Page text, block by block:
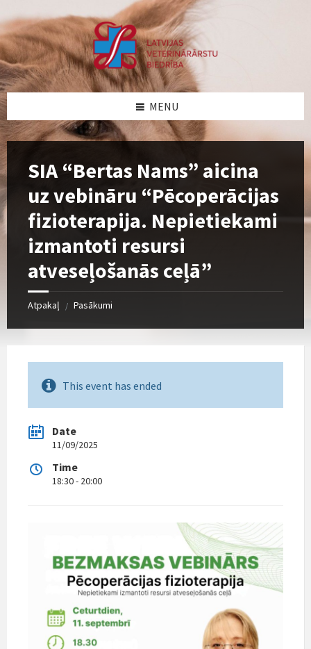
to
content
to
left
sidebar
to
footer
MENU
SIA “Bertas Nams” aicina
uz vebināru “Pēcoperācijas
fizioterapija. Nepietiekami
izmantoti resursi
atveseļošanās ceļā”
Atpakaļ / Pasākumi
This event has ended
Date
11/09/2025
Time
18:30 - 20:00